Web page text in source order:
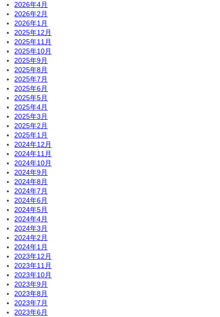
2026年4月
2026年2月
2026年1月
2025年12月
2025年11月
2025年10月
2025年9月
2025年8月
2025年7月
2025年6月
2025年5月
2025年4月
2025年3月
2025年2月
2025年1月
2024年12月
2024年11月
2024年10月
2024年9月
2024年8月
2024年7月
2024年6月
2024年5月
2024年4月
2024年3月
2024年2月
2024年1月
2023年12月
2023年11月
2023年10月
2023年9月
2023年8月
2023年7月
2023年6月